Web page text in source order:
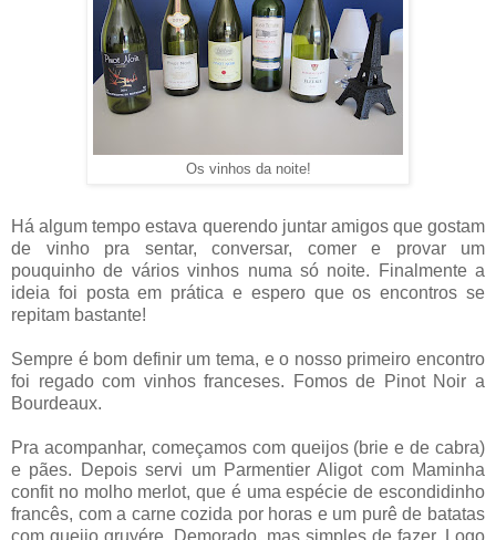
Os vinhos da noite!
Há algum tempo estava querendo juntar amigos que gostam
de vinho pra sentar, conversar, comer e provar um
pouquinho de vários vinhos numa só noite. Finalmente a
ideia foi posta em prática e espero que os encontros se
repitam bastante!
Sempre é bom definir um tema, e o nosso primeiro encontro
foi regado com vinhos franceses. Fomos de Pinot Noir a
Bourdeaux.
Pra acompanhar, começamos com queijos (brie e de cabra)
e pães. Depois servi um Parmentier Aligot com Maminha
confit no molho merlot, que é uma espécie de escondidinho
francês, com a carne cozida por horas e um purê de batatas
com queijo gruyére. Demorado, mas simples de fazer. Logo